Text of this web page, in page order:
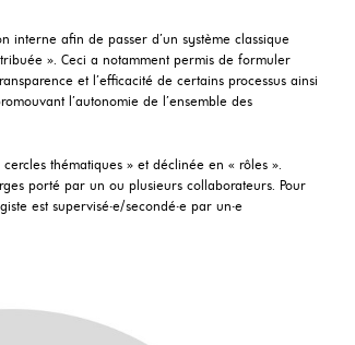
interne afin de passer d’un système classique
». Ceci a notamment permis de formuler
et l’efficacité de certains processus ainsi
l’autonomie de l’ensemble des
thématiques » et déclinée en « rôles ».
porté par un ou plusieurs collaborateurs. Pour
est supervisé·e/secondé·e par un·e